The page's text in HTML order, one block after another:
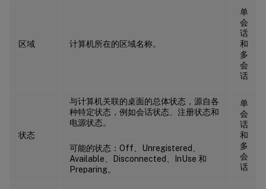
区域 计算机所在的区域名称。
单
会
话
和
多
会
话
状态
与计算机关联的桌面的总体状态，源自各
种特定状态，例如会话状态、注册状态和
电源状态。
单
会
话
和
多
会
话
可能的状态：Off、Unregistered、
Available、Disconnected、InUse 和
Preparing。